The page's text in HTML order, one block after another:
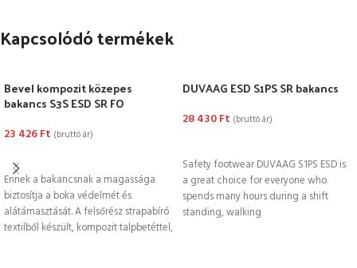
Kapcsolódó termékek
Bevel kompozit közepes
bakancs S3S ESD SR FO
23 426Ft (bruttó ár)
Ennek a bakancsnak a magassága
biztosítja a boka védelmét és
alátámasztását. A felsőrész strapabíró
textilből készült, kompozit talpbetéttel,
DUVAAG ESD S1PS SR bakancs
28 430Ft (bruttó ár)
Safety footwear DUVAAG S1PS ESD is
a great choice for everyone who
spends many hours during a shift
standing, walking